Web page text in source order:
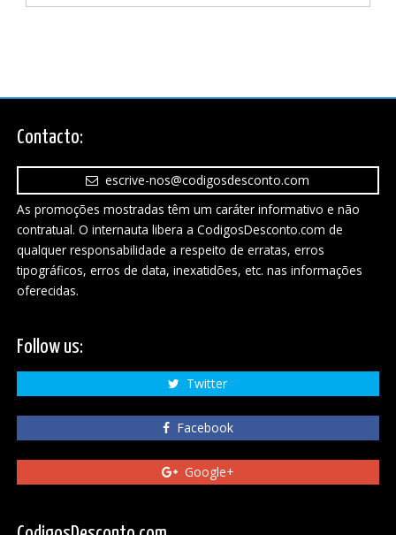
Contacto:
escrive-nos@codigosdesconto.com
As promoções mostradas têm um caráter informativo e não
contratual. O internauta libera a CodigosDesconto.com de
qualquer responsabilidade a respeito de erratas, erros
tipográficos, erros de data, inexatidões, etc. nas informações
oferecidas.
Follow us:
Twitter
Facebook
Google+